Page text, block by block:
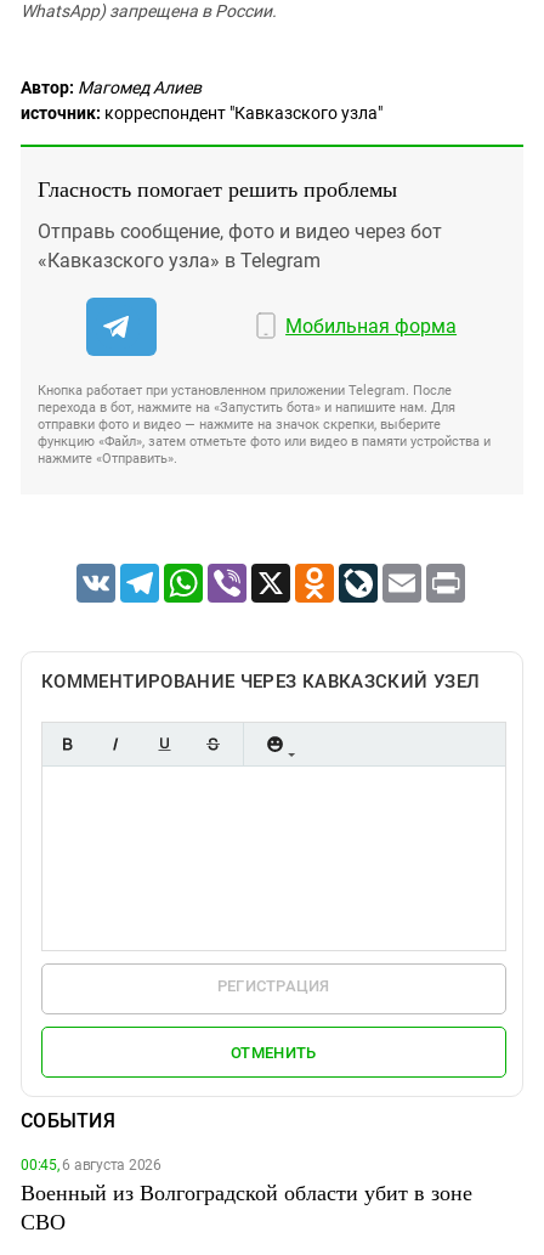
WhatsApp) запрещена в России.
Автор: Магомед Алиев
источник: корреспондент "Кавказского узла"
Гласность помогает решить проблемы
Отправь сообщение, фото и видео через бот
«Кавказского узла» в Telegram
Мобильная форма
Кнопка работает при установленном приложении Telegram. После
перехода в бот, нажмите на «Запустить бота» и напишите нам. Для
отправки фото и видео — нажмите на значок скрепки, выберите
функцию «Файл», затем отметьте фото или видео в памяти устройства и
нажмите «Отправить».
VK TelegramWhatsApp
Viber X Odnoklassniki
LiveJournal
Email Print
КОММЕНТИРОВАНИЕ ЧЕРЕЗ КАВКАЗСКИЙ УЗЕЛ
РЕГИСТРАЦИЯ
ОТМЕНИТЬ
СОБЫТИЯ
00:45,6 августа 2026
Военный из Волгоградской области убит в зоне
СВО